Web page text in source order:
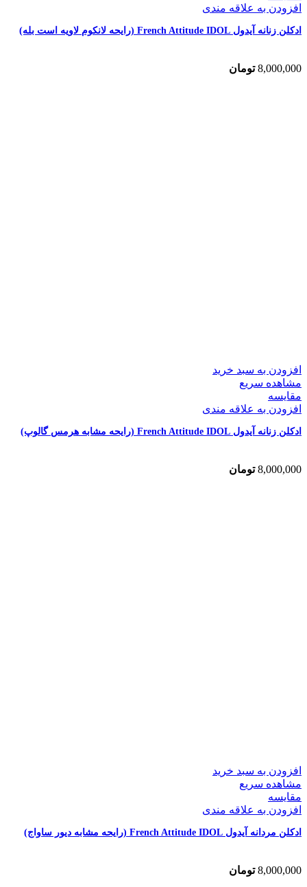
افزودن به علاقه مندی
ادکلن زنانه آیدول French Attitude IDOL (رایحه لانکوم لاویه است بله)
8,000,000 تومان
افزودن به سبد خرید
مشاهده سریع
مقایسه
افزودن به علاقه مندی
ادکلن زنانه آیدول French Attitude IDOL (رایحه مشابه هرمس گالوپ)
8,000,000 تومان
افزودن به سبد خرید
مشاهده سریع
مقایسه
افزودن به علاقه مندی
ادکلن مردانه آیدول French Attitude IDOL (رایحه مشابه دیور ساواج)
8,000,000 تومان